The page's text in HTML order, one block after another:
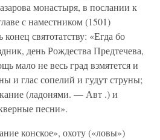
монастыря, в послании к
с наместником (1501)
святотатству: «Егда бо
день Рождества Предтечева,
мало не весь град взмятется и
и глас сопелий и гудут струны;
(ладонями. — Авт .) и
песни».
конское», охоту («ловы»)